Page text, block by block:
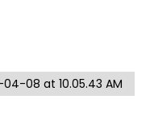
08 at 10.05.43 AM